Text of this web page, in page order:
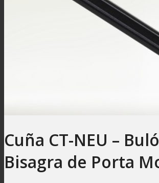
Cuña CT-NEU –
Bisagra de Porta